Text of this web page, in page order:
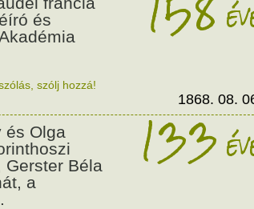
és
szólj hozzá!
1868. 08.
és Olga
Gerster Béla
a
133